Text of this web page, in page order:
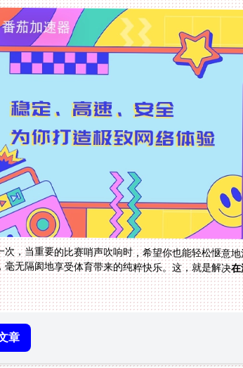
，当重要的比赛哨声吹响时，希望你也能轻松惬意
毫无隔阂地享受体育带来的纯粹快乐。这，就是解决在
章